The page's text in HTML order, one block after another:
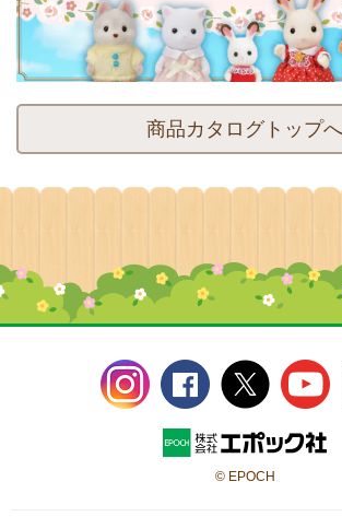
商品カタログトップへ
© EPOCH